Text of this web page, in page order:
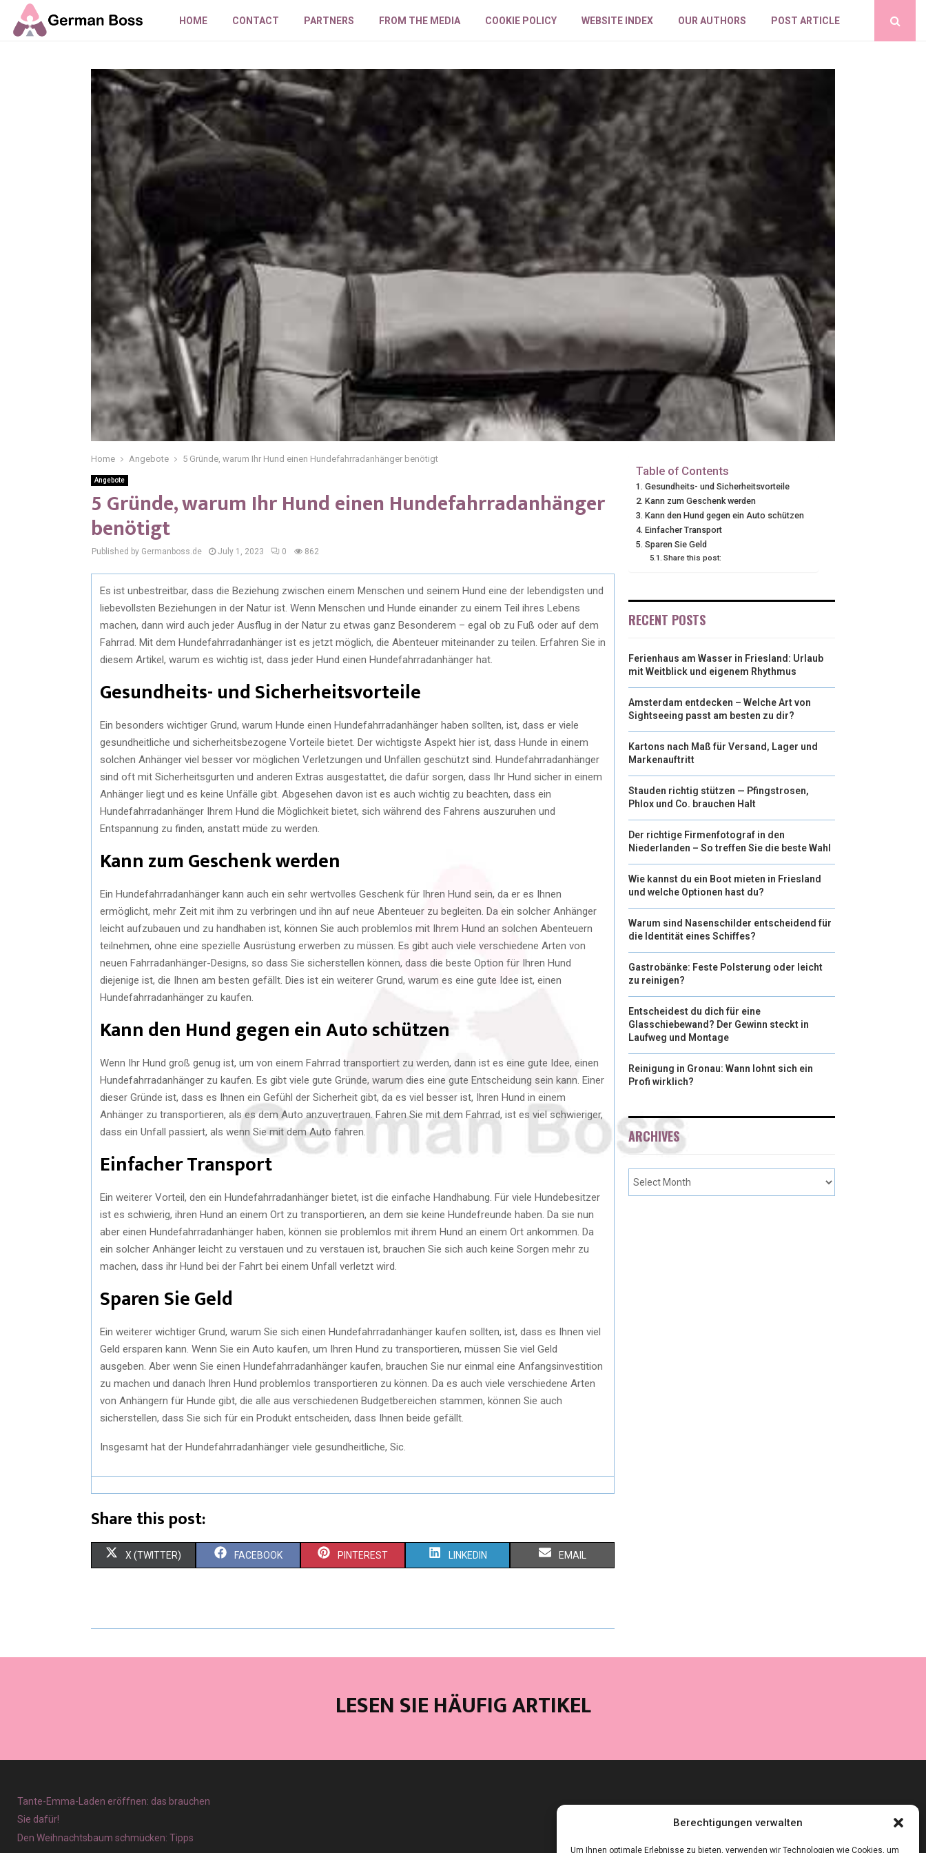
Berechtigungen verwalten
Um Ihnen optimale Erlebnisse zu bieten, verwenden wir Technologien wie Cookies, um
HOME CONTACT PARTNERS FROM THE MEDIA COOKIE POLICY WEBSITE INDEX OUR AUTHORS POST ARTICLE
Home Angebote 5 Gründe, warum Ihr Hund einen Hundefahrradanhänger benötigt
Angebote
5 Gründe, warum Ihr Hund einen Hundefahrradanhänger
benötigt
Published by Germanboss.de July 1, 2023 0 862
Es ist unbestreitbar, dass die Beziehung zwischen einem Menschen und seinem Hund eine der lebendigsten und
liebevollsten Beziehungen in der Natur ist. Wenn Menschen und Hunde einander zu einem Teil ihres Lebens
machen, dann wird auch jeder Ausflug in der Natur zu etwas ganz Besonderem – egal ob zu Fuß oder auf dem
Fahrrad. Mit dem Hundefahrradanhänger ist es jetzt möglich, die Abenteuer miteinander zu teilen. Erfahren Sie in
diesem Artikel, warum es wichtig ist, dass jeder Hund einen Hundefahrradanhänger hat.
Gesundheits- und Sicherheitsvorteile
Ein besonders wichtiger Grund, warum Hunde einen Hundefahrradanhänger haben sollten, ist, dass er viele
gesundheitliche und sicherheitsbezogene Vorteile bietet. Der wichtigste Aspekt hier ist, dass Hunde in einem
solchen Anhänger viel besser vor möglichen Verletzungen und Unfällen geschützt sind. Hundefahrradanhänger
sind oft mit Sicherheitsgurten und anderen Extras ausgestattet, die dafür sorgen, dass Ihr Hund sicher in einem
Anhänger liegt und es keine Unfälle gibt. Abgesehen davon ist es auch wichtig zu beachten, dass ein
Hundefahrradanhänger Ihrem Hund die Möglichkeit bietet, sich während des Fahrens auszuruhen und
Entspannung zu finden, anstatt müde zu werden.
Kann zum Geschenk werden
Ein Hundefahrradanhänger kann auch ein sehr wertvolles Geschenk für Ihren Hund sein, da er es Ihnen
ermöglicht, mehr Zeit mit ihm zu verbringen und ihn auf neue Abenteuer zu begleiten. Da ein solcher Anhänger
leicht aufzubauen und zu handhaben ist, können Sie auch problemlos mit Ihrem Hund an solchen Abenteuern
teilnehmen, ohne eine spezielle Ausrüstung erwerben zu müssen. Es gibt auch viele verschiedene Arten von
neuen Fahrradanhänger-Designs, so dass Sie sicherstellen können, dass die beste Option für Ihren Hund
diejenige ist, die Ihnen am besten gefällt. Dies ist ein weiterer Grund, warum es eine gute Idee ist, einen
Hundefahrradanhänger zu kaufen.
Kann den Hund gegen ein Auto schützen
Wenn Ihr Hund groß genug ist, um von einem Fahrrad transportiert zu werden, dann ist es eine gute Idee, einen
Hundefahrradanhänger zu kaufen. Es gibt viele gute Gründe, warum dies eine gute Entscheidung sein kann. Einer
dieser Gründe ist, dass es Ihnen ein Gefühl der Sicherheit gibt, da es viel besser ist, Ihren Hund in einem
Anhänger zu transportieren, als es dem Auto anzuvertrauen. Fahren Sie mit dem Fahrrad, ist es viel schwieriger,
dass ein Unfall passiert, als wenn Sie mit dem Auto fahren.
Einfacher Transport
Ein weiterer Vorteil, den ein Hundefahrradanhänger bietet, ist die einfache Handhabung. Für viele Hundebesitzer
ist es schwierig, ihren Hund an einem Ort zu transportieren, an dem sie keine Hundefreunde haben. Da sie nun
aber einen Hundefahrradanhänger haben, können sie problemlos mit ihrem Hund an einem Ort ankommen. Da
ein solcher Anhänger leicht zu verstauen und zu verstauen ist, brauchen Sie sich auch keine Sorgen mehr zu
machen, dass ihr Hund bei der Fahrt bei einem Unfall verletzt wird.
Sparen Sie Geld
Ein weiterer wichtiger Grund, warum Sie sich einen Hundefahrradanhänger kaufen sollten, ist, dass es Ihnen viel
Geld ersparen kann. Wenn Sie ein Auto kaufen, um Ihren Hund zu transportieren, müssen Sie viel Geld
ausgeben. Aber wenn Sie einen Hundefahrradanhänger kaufen, brauchen Sie nur einmal eine Anfangsinvestition
zu machen und danach Ihren Hund problemlos transportieren zu können. Da es auch viele verschiedene Arten
von Anhängern für Hunde gibt, die alle aus verschiedenen Budgetbereichen stammen, können Sie auch
sicherstellen, dass Sie sich für ein Produkt entscheiden, dass Ihnen beide gefällt.
Insgesamt hat der Hundefahrradanhänger viele gesundheitliche, Sic.
Share this post:
X (TWITTER) FACEBOOK PINTEREST LINKEDIN EMAIL
Table of Contents
Gesundheits- und Sicherheitsvorteile
Kann zum Geschenk werden
Kann den Hund gegen ein Auto schützen
Einfacher Transport
Sparen Sie Geld
Share this post:
RECENT POSTS
Ferienhaus am Wasser in Friesland: Urlaub
mit Weitblick und eigenem Rhythmus
Amsterdam entdecken – Welche Art von
Sightseeing passt am besten zu dir?
Kartons nach Maß für Versand, Lager und
Markenauftritt
Stauden richtig stützen — Pfingstrosen,
Phlox und Co. brauchen Halt
Der richtige Firmenfotograf in den
Niederlanden – So treffen Sie die beste Wahl
Wie kannst du ein Boot mieten in Friesland
und welche Optionen hast du?
Warum sind Nasenschilder entscheidend für
die Identität eines Schiffes?
Gastrobänke: Feste Polsterung oder leicht
zu reinigen?
Entscheidest du dich für eine
Glasschiebewand? Der Gewinn steckt in
Laufweg und Montage
Reinigung in Gronau: Wann lohnt sich ein
Profi wirklich?
ARCHIVES
LESEN SIE HÄUFIG ARTIKEL
Tante-Emma-Laden eröffnen: das brauchen
Sie dafür!
Den Weihnachtsbaum schmücken: Tipps